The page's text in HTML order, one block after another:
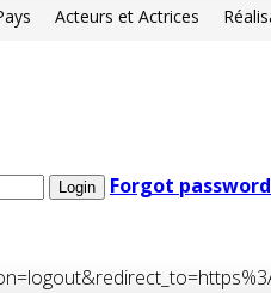
Acteurs et Actrices
Forgot